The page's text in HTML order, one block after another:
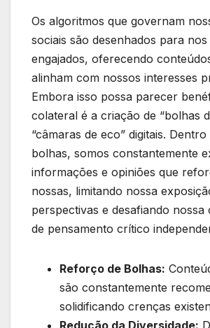
Os algoritmos que governam
sociais são desenhados para
engajados, oferecendo
alinham com nossos interesses
Embora isso possa parecer
colateral é a criação de “bolhas
“câmaras de eco” digitais. Dentro
bolhas, somos constantemente
informações e opiniões que
nossas, limitando nossa
perspectivas e desafiando nossa
de pensamento crítico
Reforço de Bolhas:
são constantemente
solidificando crenças